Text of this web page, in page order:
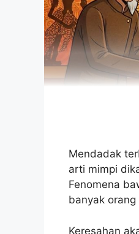
Mendadak
arti mimpi
Fenomena
banyak
Keresahan